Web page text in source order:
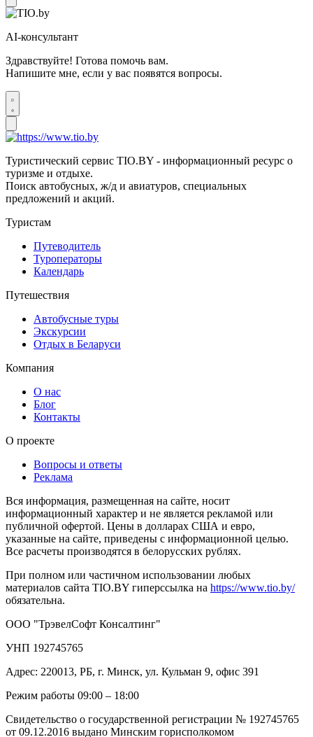
AI-консультант
Здравствуйте! Готова помочь вам.
Напишите мне, если у вас появятся вопросы.
Туристический сервис TIO.BY - информационный ресурс о
туризме и отдыхе.
Поиск автобусных, ж/д и авиатуров, специальных
предложений и акций.
Туристам
Путеводитель
Туроператоры
Календарь
Путешествия
Автобусные туры
Экскурсии
Отдых в Беларуси
Компания
О нас
Блог
Контакты
О проекте
Вопросы и ответы
Реклама
Вся информация, размещенная на сайте, носит
информационный характер и не является рекламой или
публичной офертой. Цены в долларах США и евро,
указанные на сайте, приведены с информационной целью.
Все расчеты производятся в белорусских рублях.
При полном или частичном использовании любых
материалов сайта TIO.BY гиперссылка на https://www.tio.by/
обязательна.
ООО "ТрэвелСофт Консалтинг"
УНП 192745765
Адрес: 220013, РБ, г. Минск, ул. Кульман 9, офис 391
Режим работы 09:00 – 18:00
Свидетельство о государственной регистрации № 192745765
от 09.12.2016 выдано Минским горисполкомом